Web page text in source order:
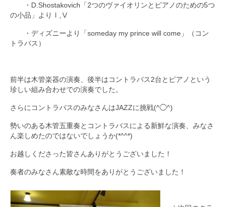
・D.Shostakovich「2つのヴァイオリンとピアノのための5つ
の小品」よりⅠ,Ⅴ
・ディズニーより「someday my prince will come」（コン
トラバス）
前半は木管楽器の演奏、後半はコントラバス2台とピアノという
珍しい組み合わせでの演奏でした。
さらにコントラバスのみなさんはJAZZに挑戦(^◯^)
勢いのある木管五重奏とコントラバスによる新鮮な演奏、みなさ
ん楽しめたのではないでしょうか(*^^*)
お越しくださった皆さんありがとうございました！
奏者のみなさん素敵な時間をありがとうございました！